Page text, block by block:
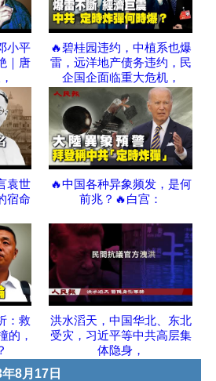
小平
｜唐
🔥碧桂园违约，中植系也爆
雷，远洋地产债务违约，民
企国企面临重大危机，
袁世
宿命
🔥中国各种异象频发，是何
前兆？🔥白宫：
：救
的，
洪水滔天，中国华北、东北
受灾，习近平等中共高层集
体隐身，
8月17日